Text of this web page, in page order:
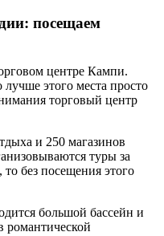
посещаем
центре Кампи.
лучше этого места просто
торговый центр
и 250 магазинов
туры за
без посещения этого
большой бассейн и
романтической